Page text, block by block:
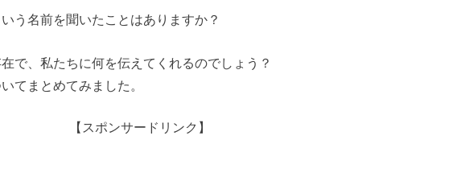
う名前を聞いたことはありますか？
で、私たちに何を伝えてくれるのでしょう？
てまとめてみました。
【スポンサードリンク】